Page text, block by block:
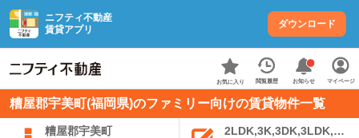
ニフティ不動産
賃貸アプリ
ダウンロード
お気に入り 閲覧履歴 お知らせ マイページ
糟屋郡宇美町(福岡県)のファミリー向けの賃貸物件一覧
糟屋郡宇美町